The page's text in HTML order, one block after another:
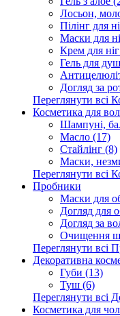
Лосьон,
Пілінг для
Маски для
Крем для
Гель для
Догляд за
Переглянути всі
Косметика для
Шампуні,
Масло (17)
Стайлінг (8)
Маски,
Переглянути всі
Пробники
Маски для
Догляд для
Догляд за
Очищення
Переглянути всі
Декоративна
Губи (13)
Туш (6)
Переглянути всі
Косметика для